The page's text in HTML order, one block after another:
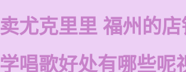
卖尤克里里 福州的
学唱歌好处有哪些呢